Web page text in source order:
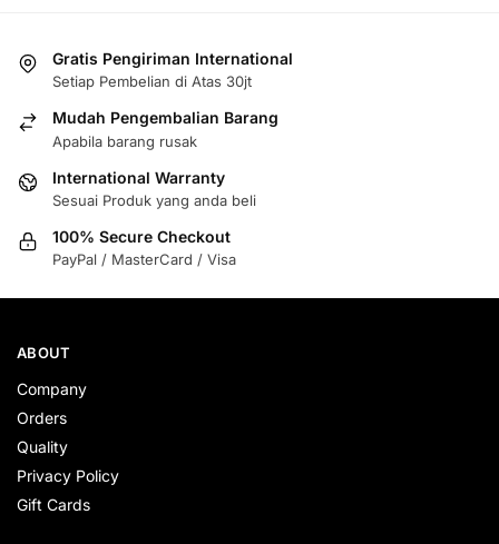
Gratis Pengiriman International
Setiap Pembelian di Atas 30jt
Mudah Pengembalian Barang
Apabila barang rusak
International Warranty
Sesuai Produk yang anda beli
100% Secure Checkout
PayPal / MasterCard / Visa
ABOUT
Company
Orders
Quality
Privacy Policy
Gift Cards